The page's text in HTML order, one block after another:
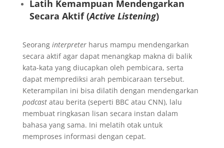
Latih Kemampuan Mendengarkan
Secara Aktif (Active Listening)
Seorang interpreterharus mampu mendengarkan
secara aktif agar dapat menangkap makna di balik
kata-kata yang diucapkan oleh pembicara, serta
dapat memprediksi arah pembicaraan tersebut.
Keterampilan ini bisa dilatih dengan mendengarkan
podcastatau berita (seperti BBC atau CNN), lalu
membuat ringkasan lisan secara instan dalam
bahasa yang sama. Ini melatih otak untuk
memproses informasi dengan cepat.